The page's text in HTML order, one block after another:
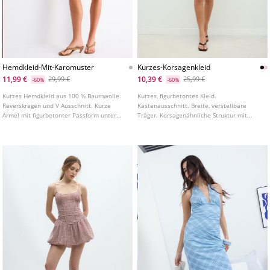
Hemdkleid-Mit-Karomuster
11,99 €
-60% 29,99 €
Kurzes Hemdkleid aus 100 % Baumwolle.
Reverskragen und V Ausschnitt. Kurze
Ärmel mit figurbetonter Passform unter
Kurzes-Korsagenkleid
10,39 €
-60% 25,99 €
Kurzes, figurbetontes Kleid.
Kastenausschnitt. Breite, verstellbare
Träger. Korsagenähnliche Struktur mit